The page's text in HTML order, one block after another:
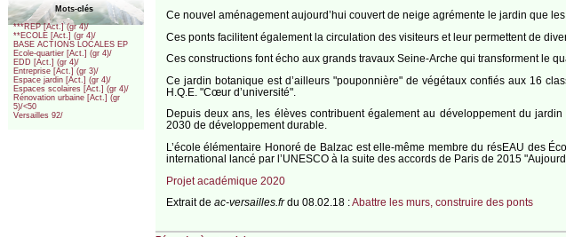
Mots-clés
***REP [Act.] (gr 4)/
**ECOLE [Act.] (gr 4)/
BASE ACTIONS LOCALES EP
Ecole-quartier [Act.] (gr 4)/
EDD [Act.] (gr 4)/
Entreprise [Act.] (gr 3)/
Espace jardin [Act.] (gr 4)/
Espaces scolaires [Act.] (gr 4)/
Rénovation urbaine [Act.] (gr
5)/<50
Versailles 92/
Ce nouvel aménagement aujourd’hui couvert de neige agrémente le jardin que
Ces ponts facilitent également la circulation des visiteurs et leur permettent de
Ces constructions font écho aux grands travaux Seine-Arche qui transforment le
Ce jardin botanique est d’ailleurs "pouponnière" de végétaux confiés aux 16
H.Q.E. "Cœur d’université".
Depuis deux ans, les élèves contribuent également au développement du
2030 de développement durable.
L’école élémentaire Honoré de Balzac est elle-même membre du résEAU des
international lancé par l’UNESCO à la suite des accords de Paris de 2015
Projet académique 2020
Extrait de ac-versailles.frdu 08.02.18 :Abattre les murs, construire des ponts